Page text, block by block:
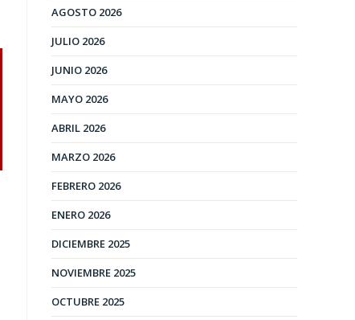
AGOSTO 2026
JULIO 2026
JUNIO 2026
MAYO 2026
ABRIL 2026
MARZO 2026
FEBRERO 2026
ENERO 2026
DICIEMBRE 2025
NOVIEMBRE 2025
OCTUBRE 2025